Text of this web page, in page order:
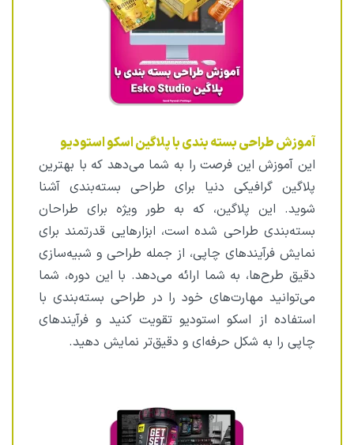
آموزش طراحی بسته بندی با پلاگین اسکو استودیو
این آموزش این فرصت را به شما می‌دهد که با بهترین
پلاگین گرافیکی دنیا برای طراحی بسته‌بندی آشنا
شوید. این پلاگین، که به طور ویژه برای طراحان
بسته‌بندی طراحی شده است، ابزارهایی قدرتمند برای
نمایش فرآیندهای چاپی، از جمله طراحی و شبیه‌سازی
دقیق طرح‌ها، به شما ارائه می‌دهد. با این دوره، شما
می‌توانید مهارت‌های خود را در طراحی بسته‌بندی با
استفاده از اسکو استودیو تقویت کنید و فرآیندهای
چاپی را به شکل حرفه‌ای و دقیق‌تر نمایش دهید.